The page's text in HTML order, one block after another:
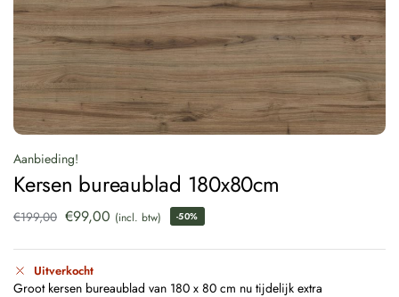
Aanbieding!
Kersen bureaublad 180x80cm
€199,00 €99,00 (incl. btw) -50%
Uitverkocht
Groot kersen bureaublad van 180 x 80 cm nu tijdelijk extra